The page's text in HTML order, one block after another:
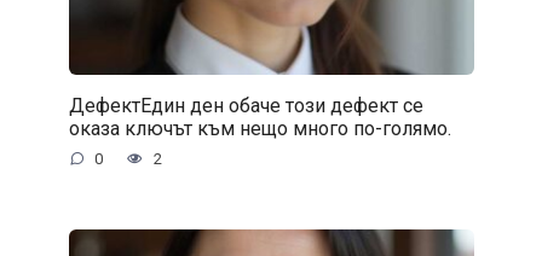
ДефектЕдин ден обаче този дефект се
оказа ключът към нещо много по-голямо.
0 2